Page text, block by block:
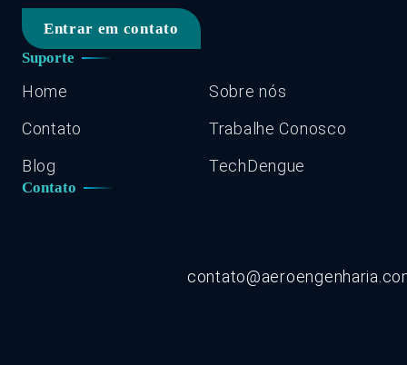
Entrar em contato
Suporte
Home
Sobre nós
Contato
Trabalhe Conosco
Blog
TechDengue
Contato